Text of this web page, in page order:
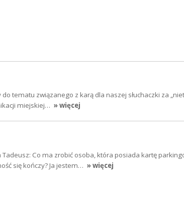
tematu związanego z karą dla naszej słuchaczki za
miejskiej… » więcej
Tadeusz: Co ma zrobić osoba, która posiada kartę
się kończy? Ja jestem… » więcej